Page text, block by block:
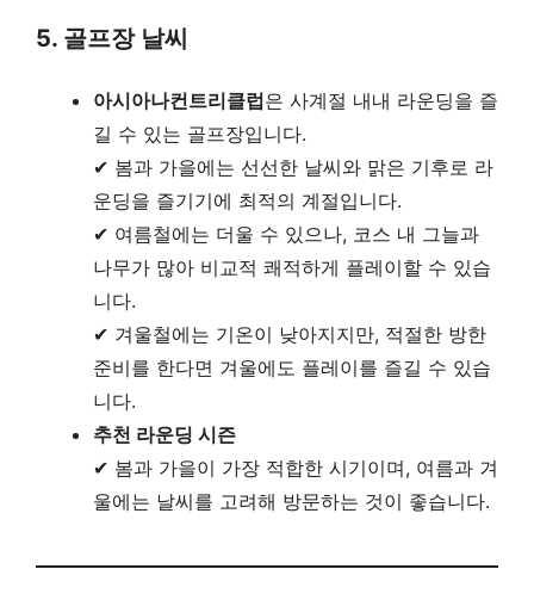
5. 골프장 날씨
아시아나컨트리클럽은 사계절 내내 라운딩을 즐
길 수 있는 골프장입니다.
✔ 봄과 가을에는 선선한 날씨와 맑은 기후로 라
운딩을 즐기기에 최적의 계절입니다.
✔ 여름철에는 더울 수 있으나, 코스 내 그늘과
나무가 많아 비교적 쾌적하게 플레이할 수 있습
니다.
✔ 겨울철에는 기온이 낮아지지만, 적절한 방한
준비를 한다면 겨울에도 플레이를 즐길 수 있습
니다.
추천 라운딩 시즌
✔ 봄과 가을이 가장 적합한 시기이며, 여름과 겨
울에는 날씨를 고려해 방문하는 것이 좋습니다.